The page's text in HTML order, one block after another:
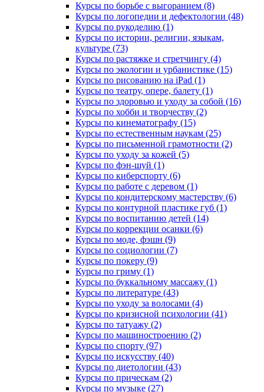
Курсы по борьбе с выгоранием (8)
Курсы по логопедии и дефектологии (48)
Курсы по рукоделию (1)
Курсы по истории, религии, языкам,
культуре (73)
Курсы по растяжке и стретчингу (4)
Курсы по экологии и урбанистике (15)
Курсы по рисованию на iPad (1)
Курсы по театру, опере, балету (1)
Курсы по здоровью и уходу за собой (16)
Курсы по хобби и творчеству (2)
Курсы по кинематографу (15)
Курсы по естественным наукам (25)
Курсы по письменной грамотности (2)
Курсы по уходу за кожей (5)
Курсы по фэн-шуй (1)
Курсы по киберспорту (6)
Курсы по работе с деревом (1)
Курсы по кондитерскому мастерству (6)
Курсы по контурной пластике губ (1)
Курсы по воспитанию детей (14)
Курсы по коррекции осанки (6)
Курсы по моде, фэшн (9)
Курсы по социологии (7)
Курсы по покеру (9)
Курсы по гриму (1)
Курсы по буккальному массажу (1)
Курсы по литературе (43)
Курсы по уходу за волосами (4)
Курсы по кризисной психологии (41)
Курсы по татуажу (2)
Курсы по машиностроению (2)
Курсы по спорту (97)
Курсы по искусству (40)
Курсы по диетологии (43)
Курсы по прическам (2)
Курсы по музыке (27)